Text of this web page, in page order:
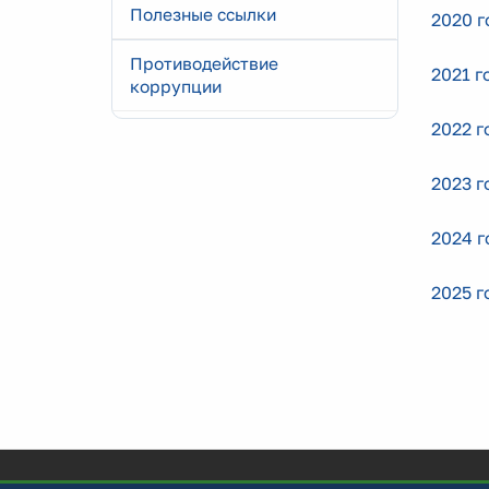
Полезные ссылки
Противодействие
коррупции
2020
2021
2022
2023
2024
2025